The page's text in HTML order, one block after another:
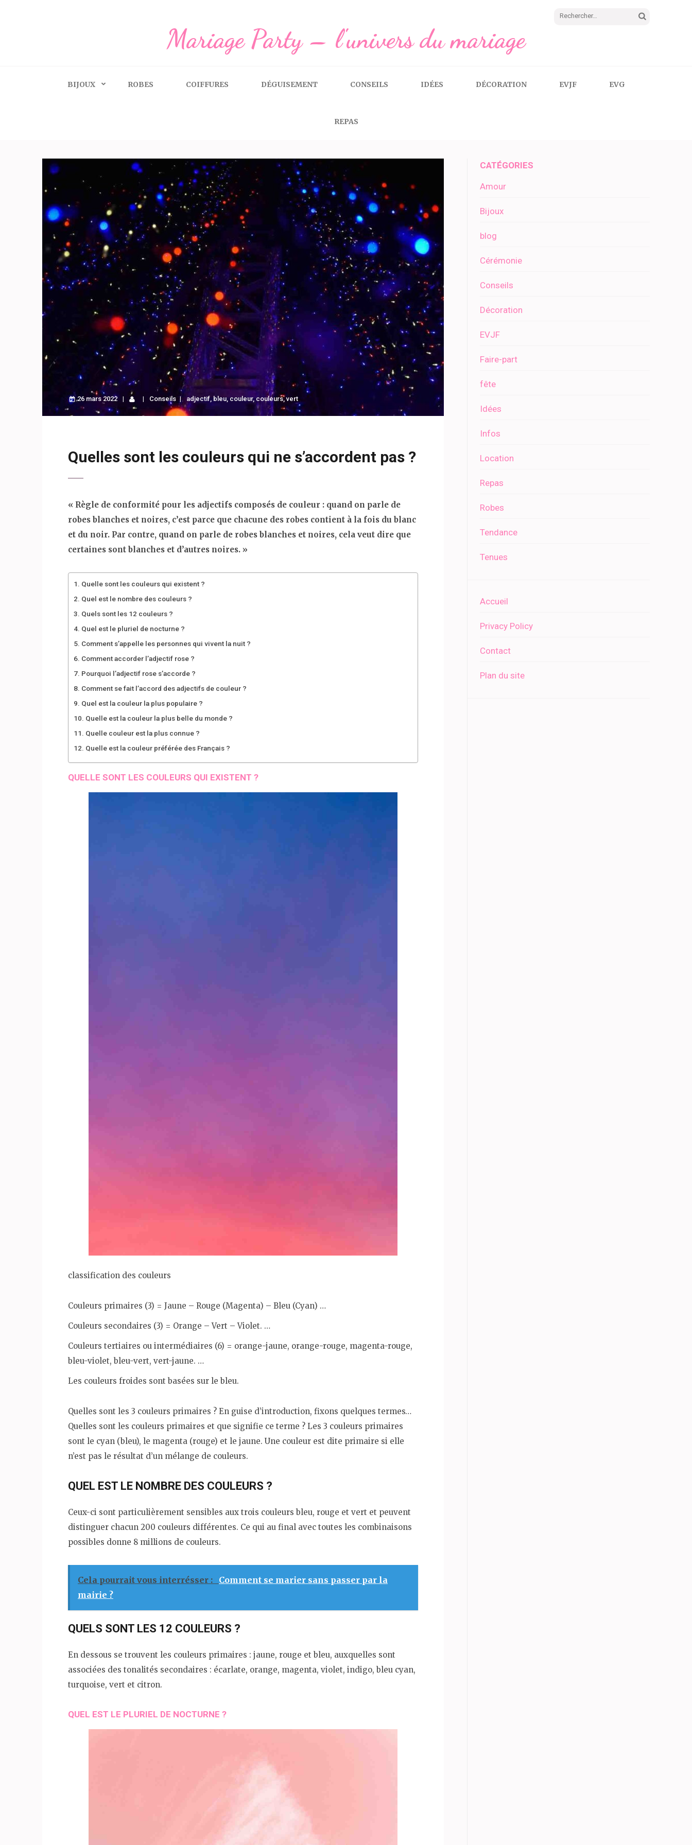
Rechercher :
Mariage Party – l'univers du mariage
BIJOUX ROBES COIFFURES DÉGUISEMENT CONSEILS IDÉES DÉCORATION EVJF EVG
REPAS
26 mars 2022 Conseils adjectif, bleu,couleur, couleurs,vert
Quelles sont les couleurs qui ne s’accordent pas ?
« Règle de conformité pour les adjectifs composés de couleur : quand on parle de
robes blanches et noires, c’est parce que chacune des robes contient à la fois du blanc
et du noir. Par contre, quand on parle de robes blanches et noires, cela veut dire que
certaines sont blanches et d’autres noires. »
Quelle sont les couleurs qui existent ?
Quel est le nombre des couleurs ?
Quels sont les 12 couleurs ?
Quel est le pluriel de nocturne ?
Comment s’appelle les personnes qui vivent la nuit ?
Comment accorder l’adjectif rose ?
Pourquoi l’adjectif rose s’accorde ?
Comment se fait l’accord des adjectifs de couleur ?
Quel est la couleur la plus populaire ?
Quelle est la couleur la plus belle du monde ?
Quelle couleur est la plus connue ?
Quelle est la couleur préférée des Français ?
QUELLE SONT LES COULEURS QUI EXISTENT ?
classification des couleurs
Couleurs primaires (3) = Jaune – Rouge (Magenta) – Bleu (Cyan) …
Couleurs secondaires (3) = Orange – Vert – Violet. …
Couleurs tertiaires ou intermédiaires (6) = orange-jaune, orange-rouge, magenta-rouge,
bleu-violet, bleu-vert, vert-jaune. …
Les couleurs froides sont basées sur le bleu.
Quelles sont les 3 couleurs primaires ? En guise d’introduction, fixons quelques termes…
Quelles sont les couleurs primaires et que signifie ce terme ? Les 3 couleurs primaires
sont le cyan (bleu), le magenta (rouge) et le jaune. Une couleur est dite primaire si elle
n’est pas le résultat d’un mélange de couleurs.
QUEL EST LE NOMBRE DES COULEURS ?
Ceux-ci sont particulièrement sensibles aux trois couleurs bleu, rouge et vert et peuvent
distinguer chacun 200 couleurs différentes. Ce qui au final avec toutes les combinaisons
possibles donne 8 millions de couleurs.
Cela pourrait vous interrésser :
Comment se marier sans passer par la
mairie ?
QUELS SONT LES 12 COULEURS ?
En dessous se trouvent les couleurs primaires : jaune, rouge et bleu, auxquelles sont
associées des tonalités secondaires : écarlate, orange, magenta, violet, indigo, bleu cyan,
turquoise, vert et citron.
QUEL EST LE PLURIEL DE NOCTURNE ?
CATÉGORIES
Amour
Bijoux
blog
Cérémonie
Conseils
Décoration
EVJF
Faire-part
fête
Idées
Infos
Location
Repas
Robes
Tendance
Tenues
Accueil
Privacy Policy
Contact
Plan du site